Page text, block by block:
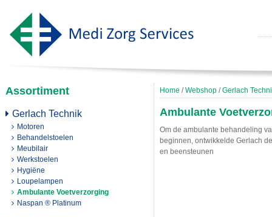
Assortiment
Gerlach Technik
Motoren
Behandelstoelen
Meubilair
Werkstoelen
Hygiëne
Loupelampen
Ambulante Voetverzorging
Naspan ® Platinum
Home /Webshop /Gerlach
Ambulante
Om de ambulante behandeling
beginnen, ontwikkelde Gerlach
en beensteunen